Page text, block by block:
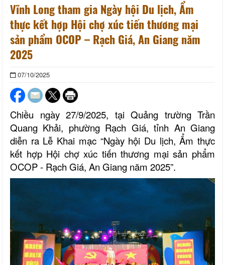
Vĩnh Long tham gia Ngày hội Du lịch, Ẩm
thực kết hợp Hội chợ xúc tiến thương mại
sản phẩm OCOP – Rạch Giá, An Giang năm
2025
07/10/2025
Chiều ngày 27/9/2025, tại Quảng trường Trần
Quang Khải, phường Rạch Giá, tỉnh An Giang
diễn ra Lễ Khai mạc “Ngày hội Du lịch, Ẩm thực
kết hợp Hội chợ xúc tiến thương mại sản phẩm
OCOP - Rạch Giá, An Giang năm 2025”.